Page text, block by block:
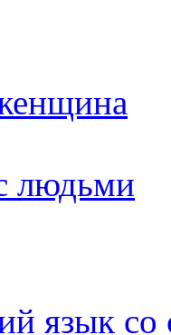
людьми
язык со